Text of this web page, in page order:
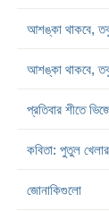
আশঙ্কা থাকবে,
আশঙ্কা থাকবে,
প্রতিবার শীতে
কবিতা: পুতুল
জোনাকিগুলো